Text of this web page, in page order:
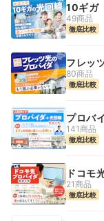
10ギガ
49商品
徹底比較
フレッ
80商品
徹底比較
プロバ
141商品
徹底比較
ドコモ
21商品
徹底比較